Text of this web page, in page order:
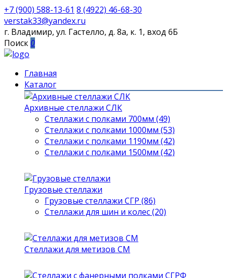
+7 (900) 588-13-61 8 (4922) 46-68-30
verstak33@yandex.ru
г. Владимир, ул. Гастелло, д. 8а, к. 1, вход 6Б
Поиск 0
Главная
Каталог
Архивные стеллажи СЛК
Стеллажи с полками 700мм (49)
Стеллажи с полками 1000мм (53)
Стеллажи с полками 1190мм (42)
Стеллажи с полками 1500мм (42)
Грузовые стеллажи
Грузовые стеллажи СГР (86)
Стеллажи для шин и колес (20)
Стеллажи для метизов СМ